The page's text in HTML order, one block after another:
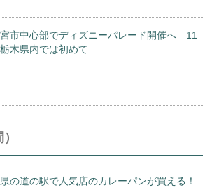
市中心部でディズニーパレード開催へ 11
木県内では初めて
の道の駅で人気店のカレーパンが買える！